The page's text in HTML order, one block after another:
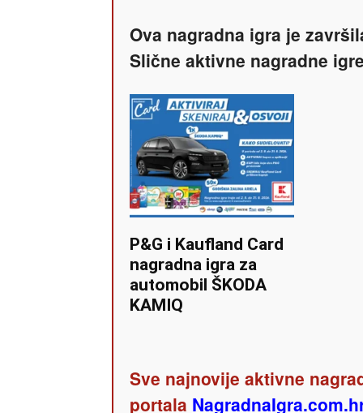
Ova nagradna igra je
Slične aktivne nagradne
P&G i Kaufland Card
nagradna igra za
automobil ŠKODA
KAMIQ
Sve najnovije aktivne
portala